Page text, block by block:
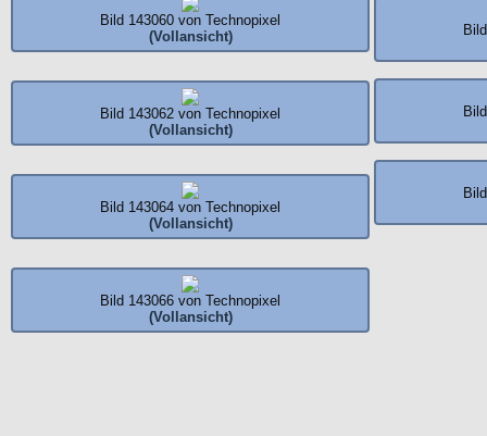
Bild 143060 von Technopixel
(Vollansicht)
Bild 143062 von Technopixel
(Vollansicht)
Bild 143064 von Technopixel
(Vollansicht)
Bild 143066 von Technopixel
(Vollansicht)